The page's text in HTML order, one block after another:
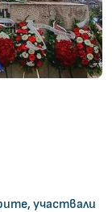
участвали